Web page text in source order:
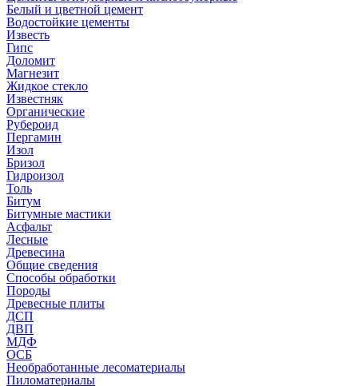
Белый и цветной цемент
Водостойкие цементы
Известь
Гипс
Доломит
Магнезит
Жидкое стекло
Известняк
Органические
Рубероид
Пергамин
Изол
Бризол
Гидроизол
Толь
Битум
Битумные мастики
Асфальт
Лесные
Древесина
Общие сведения
Способы обработки
Породы
Древесные плиты
ДСП
ДВП
МДФ
ОСБ
Необработанные лесоматериалы
Пиломатериалы